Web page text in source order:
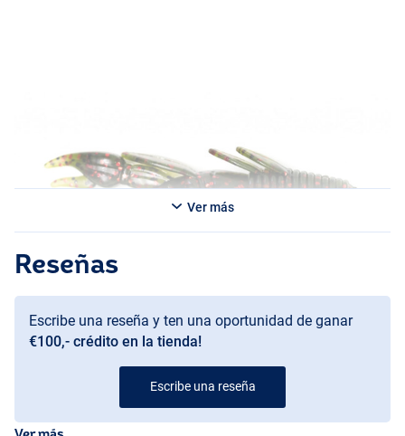
Ver más
Reseñas
Escribe una reseña y ten una oportunidad de ganar
€100,- crédito en la tienda!
Escribe una reseña